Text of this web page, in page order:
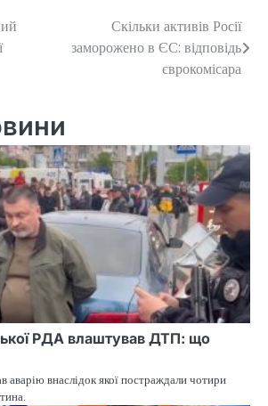
Скільки активів Росії
заморожено в ЄС: відповідь
єврокомісара
РДА влаштував ДТП: що
внаслідок якої постраждали чотири